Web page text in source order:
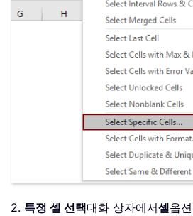
2. 특정 셀 선택대화 상자에서셀옵